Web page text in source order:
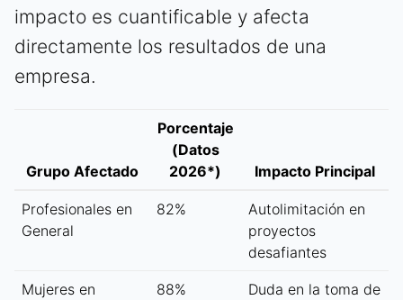
impacto es cuantificable y afecta
directamente los resultados de una
empresa.
Grupo Afectado
Porcentaje
(Datos
2026*)
Impacto Principal
Profesionales en
General
82%
Autolimitación en
proyectos
desafiantes
Mujeres en
88%
Duda en la toma de